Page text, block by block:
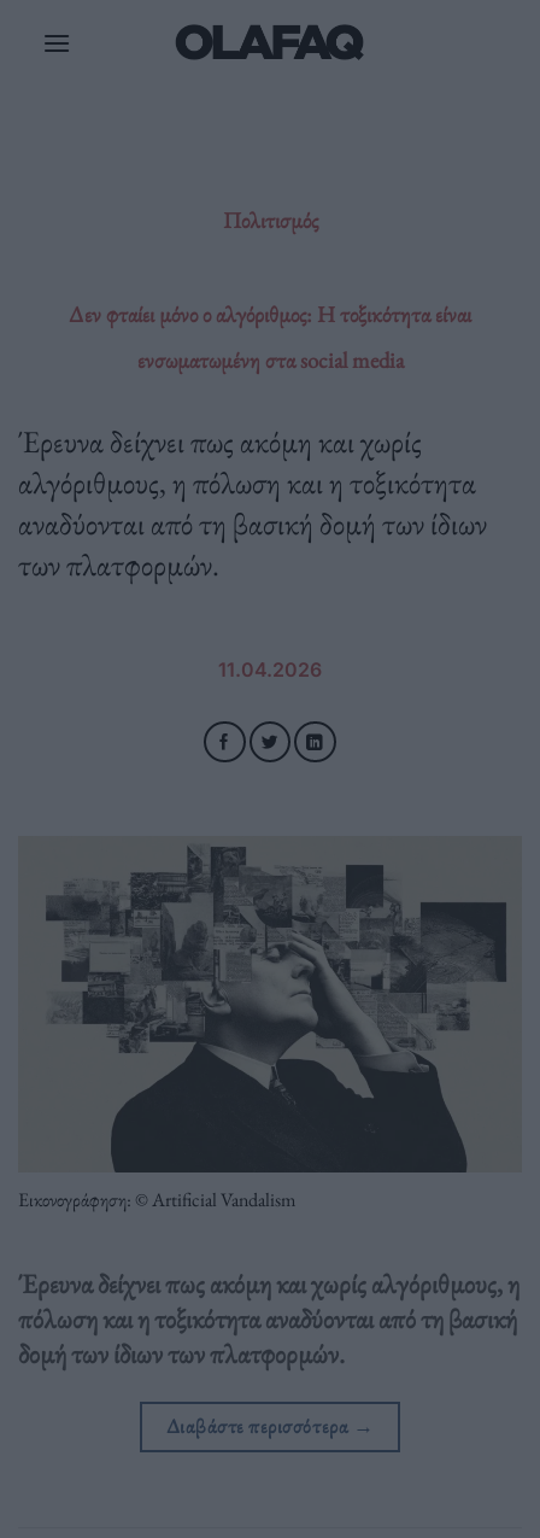
Πολιτισμός
Δεν φταίει μόνο ο αλγόριθμος: H τοξικότητα είναι
ενσωματωμένη στα social media
Έρευνα δείχνει πως ακόμη και χωρίς
αλγόριθμους, η πόλωση και η τοξικότητα
αναδύονται από τη βασική δομή των ίδιων
των πλατφορμών.
11.04.2026
Εικονογράφηση: © Artificial Vandalism
Έρευνα δείχνει πως ακόμη και χωρίς αλγόριθμους, η
πόλωση και η τοξικότητα αναδύονται από τη βασική
δομή των ίδιων των πλατφορμών.
Διαβάστε περισσότερα →